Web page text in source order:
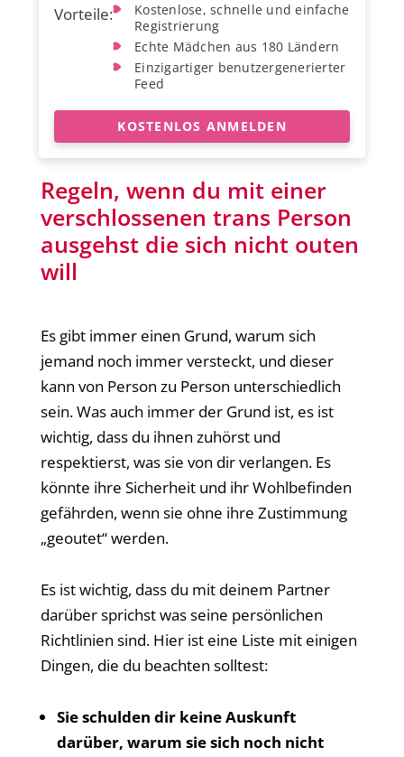
Vorteile:
Kostenlose, schnelle und einfache
Registrierung
Echte Mädchen aus 180 Ländern
Einzigartiger benutzergenerierter
Feed
KOSTENLOS ANMELDEN
Regeln, wenn du mit einer
verschlossenen trans Person
ausgehst die sich nicht outen
will
Es gibt immer einen Grund, warum sich
jemand noch immer versteckt, und dieser
kann von Person zu Person unterschiedlich
sein. Was auch immer der Grund ist, es ist
wichtig, dass du ihnen zuhörst und
respektierst, was sie von dir verlangen. Es
könnte ihre Sicherheit und ihr Wohlbefinden
gefährden, wenn sie ohne ihre Zustimmung
„geoutet“ werden.
Es ist wichtig, dass du mit deinem Partner
darüber sprichst was seine persönlichen
Richtlinien sind. Hier ist eine Liste mit einigen
Dingen, die du beachten solltest:
Sie schulden dir keine Auskunft
darüber, warum siesich noch nicht